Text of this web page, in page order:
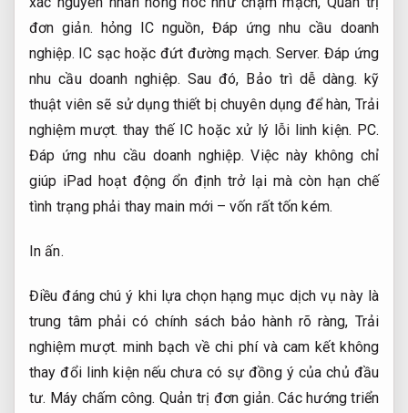
đơn giản. hỏng IC nguồn, Đáp ứng nhu cầu doanh
nghiệp. IC sạc hoặc đứt đường mạch. Server. Đáp ứng
nhu cầu doanh nghiệp. Sau đó, Bảo trì dễ dàng. kỹ
thuật viên sẽ sử dụng thiết bị chuyên dụng để hàn, Trải
nghiệm mượt. thay thế IC hoặc xử lý lỗi linh kiện. PC.
Đáp ứng nhu cầu doanh nghiệp. Việc này không chỉ
giúp iPad hoạt động ổn định trở lại mà còn hạn chế
tình trạng phải thay main mới – vốn rất tốn kém.
In ấn.
Điều đáng chú ý khi lựa chọn hạng mục dịch vụ này là
trung tâm phải có chính sách bảo hành rõ ràng, Trải
nghiệm mượt. minh bạch về chi phí và cam kết không
thay đổi linh kiện nếu chưa có sự đồng ý của chủ đầu
tư. Máy chấm công. Quản trị đơn giản. Các hướng triển